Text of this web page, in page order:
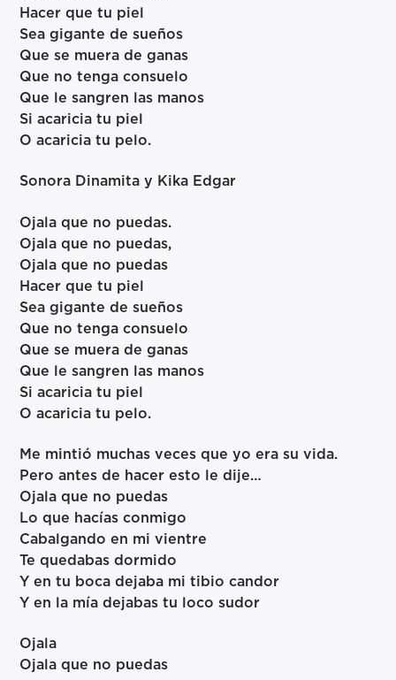
Hacer que tu piel
Sea gigante de sueños
Que se muera de ganas
Que no tenga consuelo
Que le sangren las manos
Si acaricia tu piel
O acaricia tu pelo.
Sonora Dinamita y Kika Edgar
Ojala que no puedas.
Ojala que no puedas,
Ojala que no puedas
Hacer que tu piel
Sea gigante de sueños
Que no tenga consuelo
Que se muera de ganas
Que le sangren las manos
Si acaricia tu piel
O acaricia tu pelo.
Me mintió muchas veces que yo era su vida.
Pero antes de hacer esto le dije…
Ojala que no puedas
Lo que hacías conmigo
Cabalgando en mi vientre
Te quedabas dormido
Y en tu boca dejaba mi tibio candor
Y en la mía dejabas tu loco sudor
Ojala
Ojala que no puedas